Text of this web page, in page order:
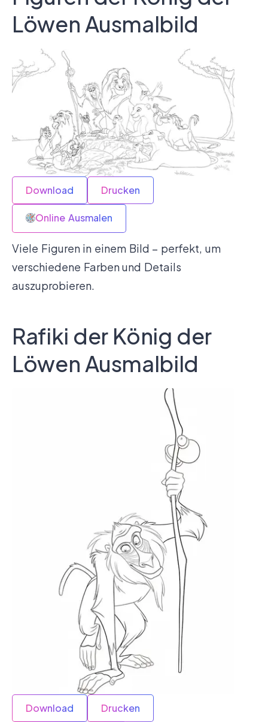
Löwen Ausmalbild
Download Drucken
Online Ausmalen
Viele Figuren in einem Bild – perfekt, um
verschiedene Farben und Details
auszuprobieren.
Rafiki der König der
Löwen Ausmalbild
Download Drucken